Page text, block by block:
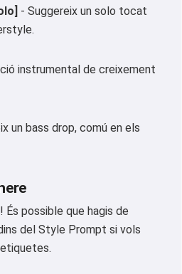
- Suggereix un solo tocat
instrumental de creixement
un bass drop, comú en els
possible que hagis de
del Style Prompt si vols
escriure
felicitacions 🥰